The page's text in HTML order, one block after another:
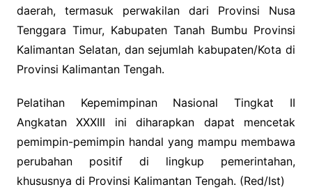
daerah, termasuk perwakilan dari Provinsi Nusa
Tenggara Timur, Kabupaten Tanah Bumbu Provinsi
Kalimantan Selatan, dan sejumlah kabupaten/Kota di
Provinsi Kalimantan Tengah.
Pelatihan Kepemimpinan Nasional Tingkat II
Angkatan XXXIII ini diharapkan dapat mencetak
pemimpin-pemimpin handal yang mampu membawa
perubahan positif di lingkup pemerintahan,
khususnya di Provinsi Kalimantan Tengah. (Red/Ist)